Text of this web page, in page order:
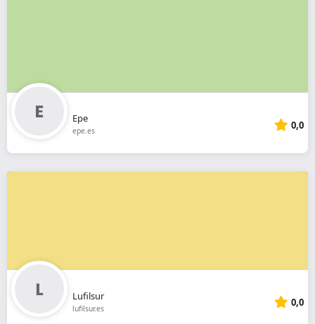
Epe
epe.es 0,0
Lufilsur
lufilsur.es 0,0